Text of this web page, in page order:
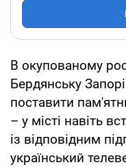
В окупованому
Бердянську
поставити
– у місті навіть
із відповідним
український